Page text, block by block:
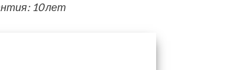
10 лет